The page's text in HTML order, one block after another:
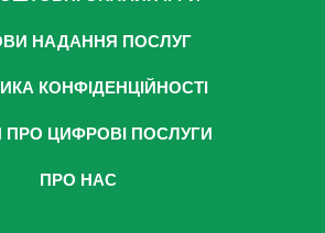
НАДАННЯ ПОСЛУГ
КОНФІДЕНЦІЙНОСТІ
ПРО ЦИФРОВІ ПОСЛУГИ
ПРО НАС